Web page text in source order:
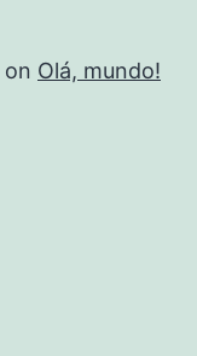
on Olá, mundo!